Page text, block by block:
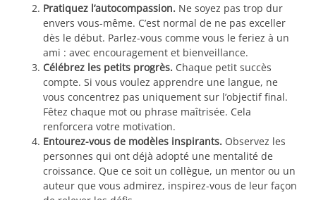
Pratiquez l’autocompassion. Ne soyez pas trop dur
envers vous-même. C’est normal de ne pas exceller
dès le début. Parlez-vous comme vous le feriez à un
ami : avec encouragement et bienveillance.
Célébrez les petits progrès. Chaque petit succès
compte. Si vous voulez apprendre une langue, ne
vous concentrez pas uniquement sur l’objectif final.
Fêtez chaque mot ou phrase maîtrisée. Cela
renforcera votre motivation.
Entourez-vous de modèles inspirants. Observez les
personnes qui ont déjà adopté une mentalité de
croissance. Que ce soit un collègue, un mentor ou un
auteur que vous admirez, inspirez-vous de leur façon